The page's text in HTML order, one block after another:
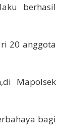
berhasil
20 anggota
Mapolsek
bagi